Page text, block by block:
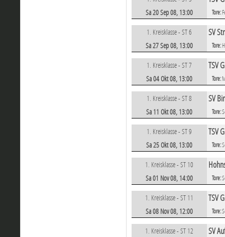
Sa 20 Sep 08, 13:00 Tore:
1. Kreisklasse - ST 6 SV
Sa 27 Sep 08, 13:00 Tore:
1. Kreisklasse - ST 7 TSV
Sa 04 Okt 08, 13:00 Tore:
1. Kreisklasse - ST 8 SV
Sa 11 Okt 08, 13:00 Tore:
1. Kreisklasse - ST 9 TSV
Sa 25 Okt 08, 13:00 Tore:
1. Kreisklasse - ST 10
Sa 01 Nov 08, 14:00 Tore:
1. Kreisklasse - ST 11 TSV
Sa 08 Nov 08, 12:00 Tore:
1. Kreisklasse - ST 12 SV